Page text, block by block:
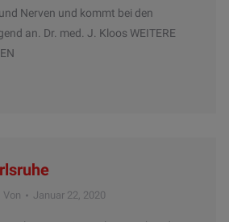
Nerven und kommt bei den
an. Dr. med. J. Kloos WEITERE
Von Januar 22, 2020